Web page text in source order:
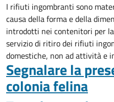
I rifiuti ingombranti sono
causa della forma e della
introdotti nei contenitori per
servizio di ritiro dei rifiuti
domestiche, non ad attività e
Segnalare la
colonia felina